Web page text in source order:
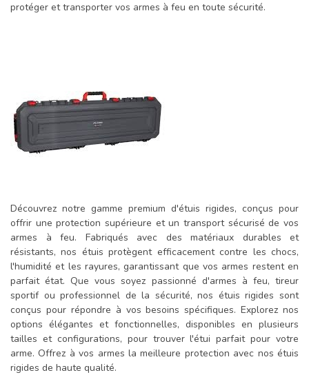
protéger et transporter vos armes à feu en toute sécurité.
Découvrez notre gamme premium d'étuis rigides, conçus pour
offrir une protection supérieure et un transport sécurisé de vos
armes à feu. Fabriqués avec des matériaux durables et
résistants, nos étuis protègent efficacement contre les chocs,
l'humidité et les rayures, garantissant que vos armes restent en
parfait état. Que vous soyez passionné d'armes à feu, tireur
sportif ou professionnel de la sécurité, nos étuis rigides sont
conçus pour répondre à vos besoins spécifiques. Explorez nos
options élégantes et fonctionnelles, disponibles en plusieurs
tailles et configurations, pour trouver l'étui parfait pour votre
arme. Offrez à vos armes la meilleure protection avec nos étuis
rigides de haute qualité.